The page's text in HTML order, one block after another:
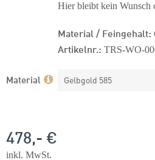
Hier bleibt kein Wunsch
Material / Feingehalt:
Artikelnr.: TRS-WO-
Material Gelbgold 585
478,- €
inkl. MwSt.